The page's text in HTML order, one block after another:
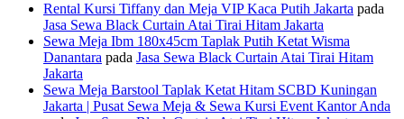
Rental Kursi Tiffany dan Meja VIP Kaca Putih Jakarta pada
Jasa Sewa Black Curtain Atai Tirai Hitam Jakarta
Sewa Meja Ibm 180x45cm Taplak Putih Ketat Wisma
Danantara pada Jasa Sewa Black Curtain Atai Tirai Hitam
Jakarta
Sewa Meja Barstool Taplak Ketat Hitam SCBD Kuningan
Jakarta | Pusat Sewa Meja & Sewa Kursi Event Kantor Anda